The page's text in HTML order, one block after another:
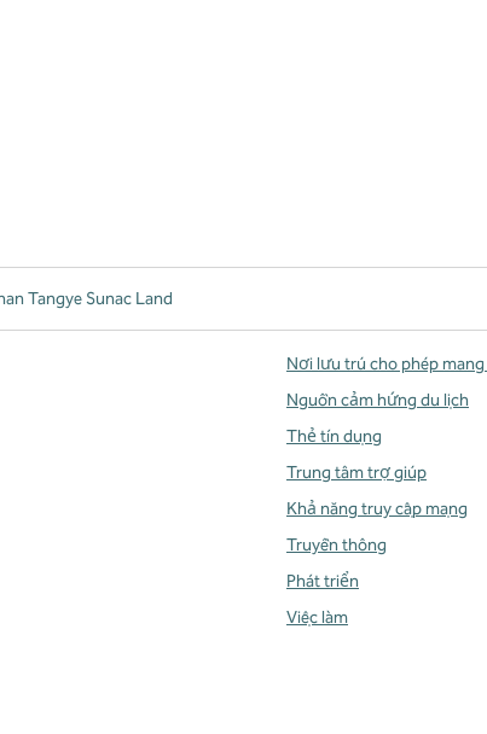
Tangye Sunac Land
Nơi lưu trú cho phép
Nguồn cảm hứng du lịch
Thẻ tín dụng
Trung tâm trợ giúp
Khả năng truy cập mạng
Truyền thông
Phát triển
Việc làm